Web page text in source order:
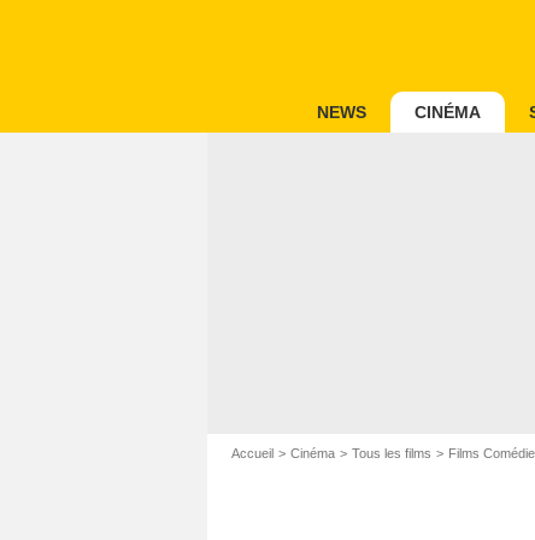
NEWS CINÉMA
Accueil Cinéma Tous les films Films Comédie